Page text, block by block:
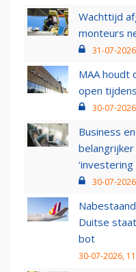
Wachttijd
monteurs
31-07-
MAA houdt
open
30-07-
Business
belangrijker
30-07-
Duitse
bot
30-07-2026,